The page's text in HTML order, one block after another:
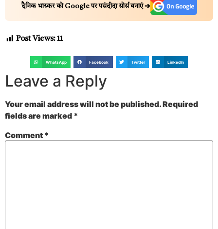
दैनिक भास्कर को Google पर पसंदीदा सोर्स बनाएं ➔
Post Views:11
WhatsApp Facebook Twitter LinkedIn
Leave a Reply
Your email address will not be published.Required
fields are marked *
Comment *